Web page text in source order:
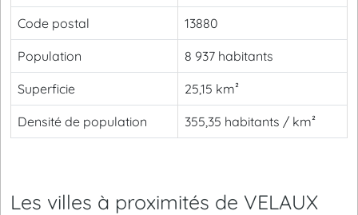
Code postal 13880
Population 8 937 habitants
Superficie 25,15 km²
Densité de population 355,35 habitants / km²
Les villes à proximités de VELAUX